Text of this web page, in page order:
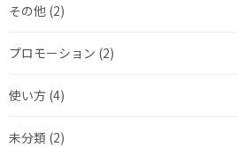
その他 (2)
プロモーション (2)
使い方 (4)
未分類 (2)